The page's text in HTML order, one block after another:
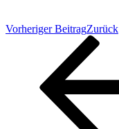
Vorheriger BeitragZurück